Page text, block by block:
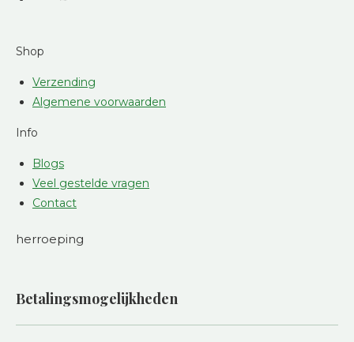
Shop
Verzending
Algemene voorwaarden
Info
Blogs
Veel gestelde vragen
Contact
herroeping
Betalingsmogelijkheden